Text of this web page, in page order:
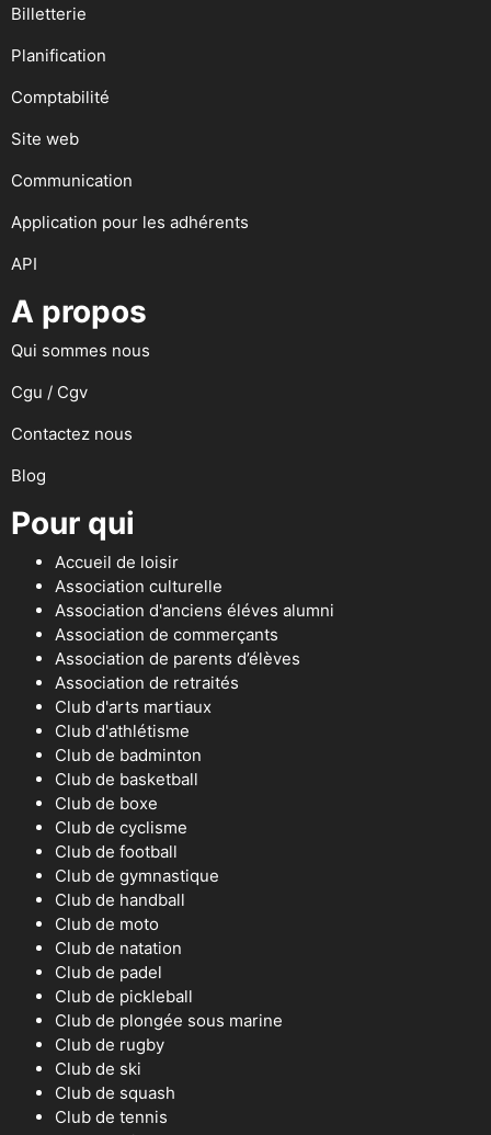
Billetterie
Planification
Comptabilité
Site web
Communication
Application pour les adhérents
API
A propos
Qui sommes nous
Cgu / Cgv
Contactez nous
Blog
Pour qui
Accueil de loisir
Association culturelle
Association d'anciens éléves alumni
Association de commerçants
Association de parents d’élèves
Association de retraités
Club d'arts martiaux
Club d'athlétisme
Club de badminton
Club de basketball
Club de boxe
Club de cyclisme
Club de football
Club de gymnastique
Club de handball
Club de moto
Club de natation
Club de padel
Club de pickleball
Club de plongée sous marine
Club de rugby
Club de ski
Club de squash
Club de tennis